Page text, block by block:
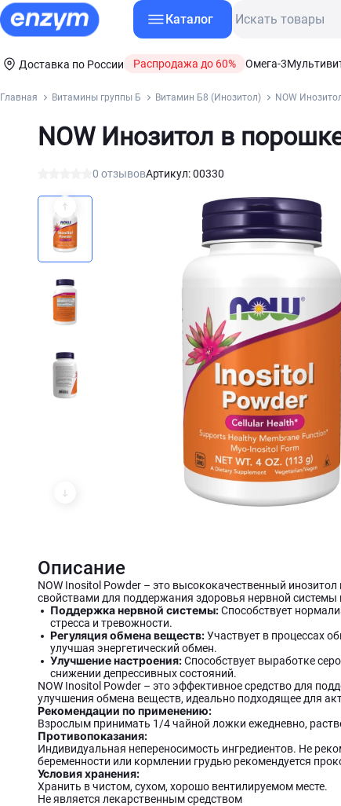
Каталог
Доставка по России Распродажа до 60% Омега-3
Главная Витамины группы Б Витамин Б8 (Инозитол) NOW
NOW Инозитол в
0 отзывовАртикул: 00330
Описание
NOW Inositol Powder – это высококачественный
свойствами для поддержания здоровья нервной системы
Поддержка нервной системы:Способствует
стресса и тревожности.
Регуляция обмена веществ:Участвует в процессах
улучшая энергетический обмен.
Улучшение настроения:Способствует выработке
снижении депрессивных состояний.
NOW Inositol Powder – это эффективное средство для
улучшения обмена веществ, идеально подходящее для
Рекомендации по применению:
Взрослым принимать 1/4 чайной ложки ежедневно,
Противопоказания:
Индивидуальная непереносимость ингредиентов. Не
беременности или кормлении грудью рекомендуется
Условия хранения:
Хранить в чистом, сухом, хорошо вентилируемом месте.
Не является лекарственным средством